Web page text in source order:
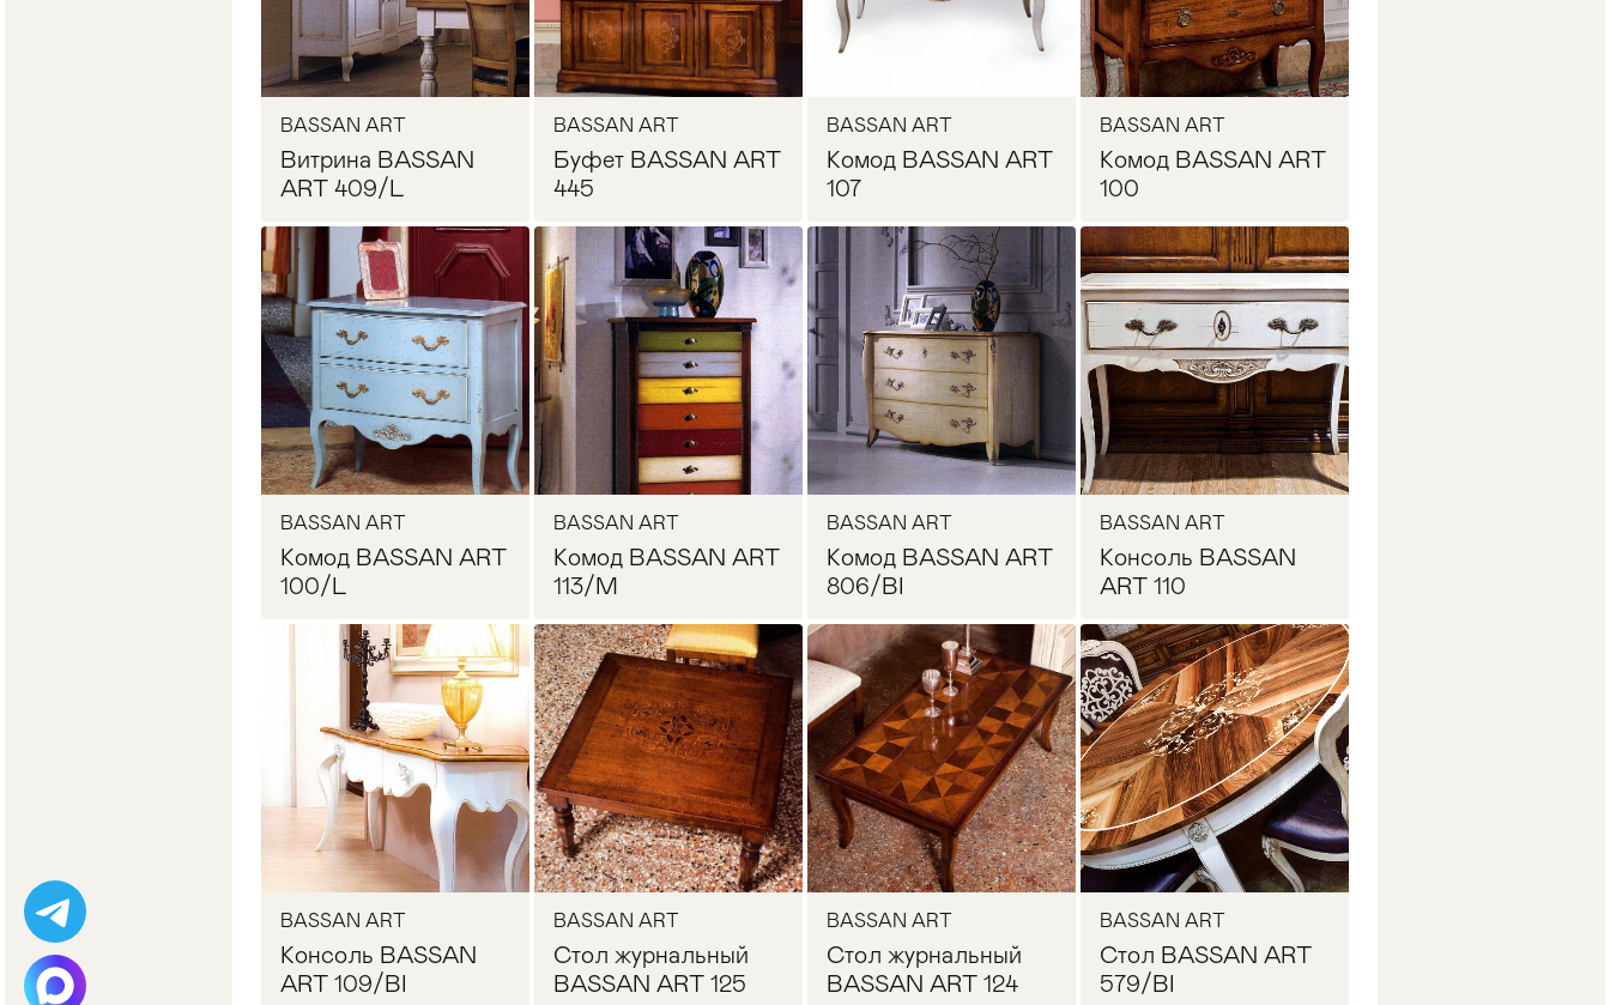
Запросить цену
BASSAN ART
Витрина BASSAN
ART 409/L
Запросить цену
BASSAN ART
Буфет BASSAN ART
445
Запросить цену
BASSAN ART
Комод BASSAN ART
107
Запросить цену
BASSAN ART
Комод BASSAN ART
100
Запросить цену
BASSAN ART
Комод BASSAN ART
100/L
Запросить цену
BASSAN ART
Комод BASSAN ART
113/M
Запросить цену
BASSAN ART
Комод BASSAN ART
806/BI
Запросить цену
BASSAN ART
Консоль BASSAN
ART 110
BASSAN ART
Консоль BASSAN
ART 109/BI
BASSAN ART
Стол журнальный
BASSAN ART 125
BASSAN ART
Стол журнальный
BASSAN ART 124
BASSAN ART
Стол BASSAN ART
579/BI